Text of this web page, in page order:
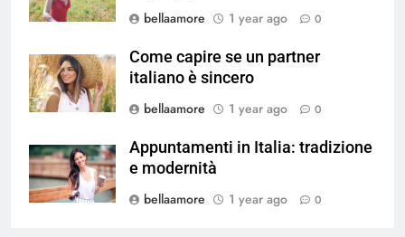
bellaamore
1 year ago 0
Come capire se un partner
italiano è sincero
bellaamore
1 year ago 0
Appuntamenti in Italia: tradizione
e modernità
bellaamore
1 year ago 0